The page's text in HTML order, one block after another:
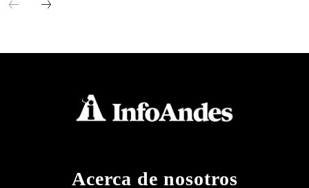
Acerca de nosotros